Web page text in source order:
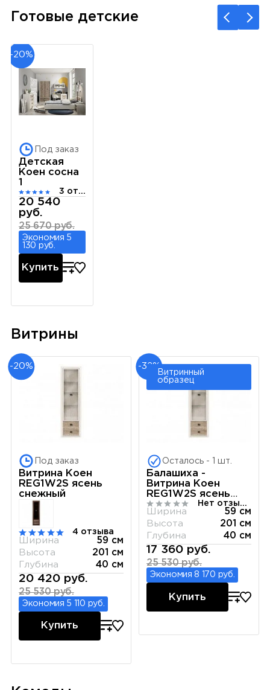
Готовые детские
-20%
Под заказ
Детская
Коен сосна
1
3 отзыва
20 540
руб.
25 670 руб.
Экономия 5
130 руб.
Купить
Витрины
-20%
Под заказ
Витрина Коен
REG1W2S ясень
снежный
4 отзыва
Ширина
59 см
Высота
201 см
Глубина
40 см
20 420 руб.
25 530 руб.
Экономия 5 110 руб.
Купить
-32%
Витринный
образец
Осталось - 1 шт.
Балашиха -
Витрина Коен
REG1W2S ясень
снежный
Нет отзывов
Ширина
59 см
Высота
201 см
Глубина
40 см
17 360 руб.
25 530 руб.
Экономия 8 170 руб.
Купить